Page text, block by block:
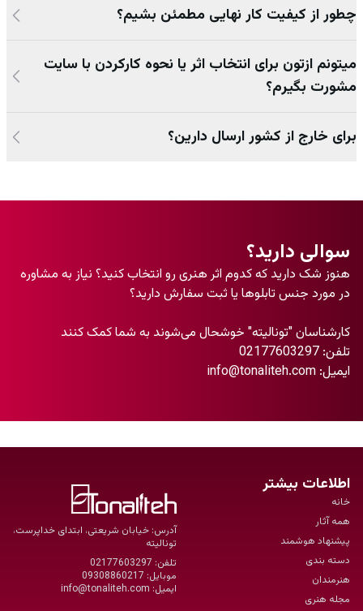
چطور از کیفیت کار نهایی مطمئن بشیم؟
میتونم ازتون برای انتخاب اثر یا نحوه کارکردن با سایت
مشورت بگیرم؟
برای خارج از کشور ارسال دارین؟
سوالی دارید؟
هنوز شک دارید که کدوم اثر هنری رو انتخاب کنید؟ نیاز به مشاوره
در مورد جنس تابلو‌ها یا ثبت سفارش دارید؟
کارشناسان "تونالیته" خوشحال می‌شوند به شما کمک کنند
تلفن: 02177603297
ایمیل: info@tonaliteh.com
آدرس: خیابان شریعتی، ابتدای خداپرست،
تونالیته
تلفن: 02177603297
موبایل: 09308860217
ایمیل: info@tonaliteh.com
اطلاعات بیشتر
خانه
همه آثار
پیشنهاد هوشمند
دسته بندی
هنرمندان
مجله هنری